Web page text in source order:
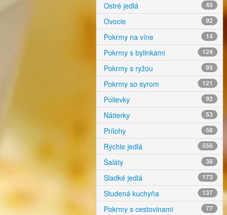
Ostré jedlá 45
Ovocie 92
Pokrmy na víne 14
Pokrmy s bylinkami 124
Pokrmy s ryžou 95
Pokrmy so syrom 121
Polievky 92
Nátierky 53
Prílohy 58
Rýchle jedlá 556
Šaláty 38
Sladké jedlá 173
Studená kuchyňa 137
Pokrmy s cestovinami 77